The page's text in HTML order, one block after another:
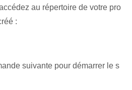
au répertoire de votre pro
:
suivante pour démarrer le s